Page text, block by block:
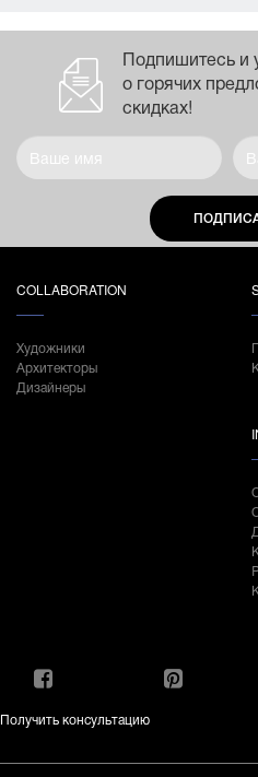
Подпишитесь и
о горячих
скидках!
COLLABORATION
Художники
Архитекторы
Дизайнеры
Получить консультацию